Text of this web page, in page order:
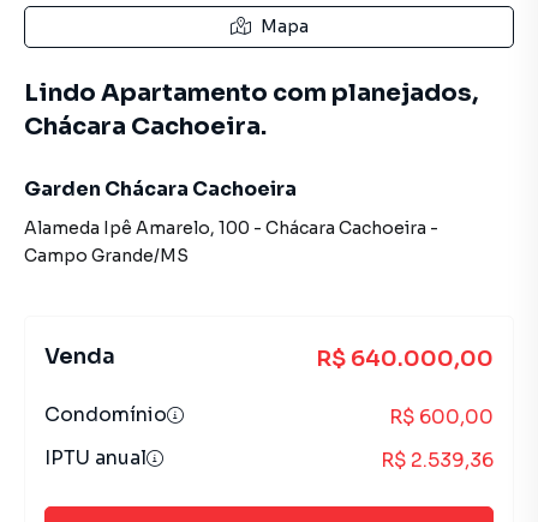
Mapa
Lindo Apartamento com planejados,
Chácara Cachoeira.
Garden Chácara Cachoeira
Alameda Ipê Amarelo, 100 - Chácara Cachoeira -
Campo Grande/MS
Venda R$ 640.000,00
Condomínio
R$ 600,00
IPTU anual
R$ 2.539,36